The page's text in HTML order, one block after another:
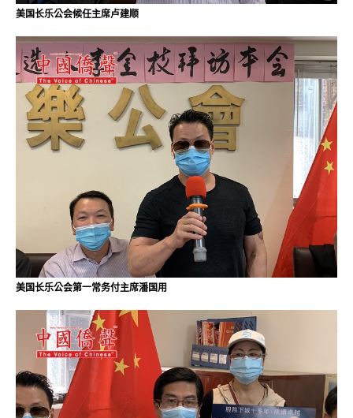
美国长乐公会候任主席卢建顺
美国长乐公会第一常务付主席潘国用